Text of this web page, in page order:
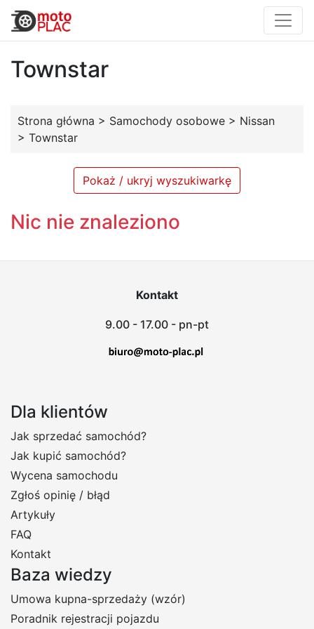
Townstar
Strona główna > Samochody osobowe > Nissan
> Townstar
Pokaż / ukryj wyszukiwarkę
Nic nie znaleziono
Kontakt
9.00 - 17.00 - pn-pt
Dla klientów
Jak sprzedać samochód?
Jak kupić samochód?
Wycena samochodu
Zgłoś opinię / błąd
Artykuły
FAQ
Kontakt
Baza wiedzy
Umowa kupna-sprzedaży (wzór)
Poradnik rejestracji pojazdu